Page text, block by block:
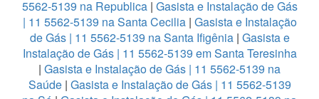
5562-5139 na Republica| Gasista e Instalação de Gás
| 11 5562-5139 na Santa Cecilia| Gasista e Instalação
de Gás | 11 5562-5139 na Santa Ifigênia | Gasista e
Instalação de Gás | 11 5562-5139 em Santa Teresinha
| Gasista e Instalação de Gás | 11 5562-5139 na
Saúde| Gasista e Instalação de Gás | 11 5562-5139